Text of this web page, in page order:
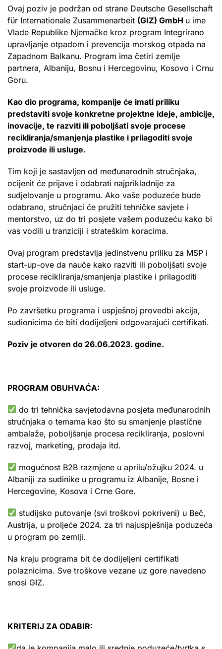
Ovaj poziv je podržan od strane Deutsche Gesellschaft
für Internationale Zusammenarbeit (GIZ) GmbH u ime
Vlade Republike Njemačke kroz program Integrirano
upravljanje otpadom i prevencija morskog otpada na
Zapadnom Balkanu. Program ima četiri zemlje
partnera, Albaniju, Bosnu i Hercegovinu, Kosovo i Crnu
Goru.
Kao dio programa, kompanije će imati priliku
predstaviti svoje konkretne projektne ideje, ambicije,
inovacije, te razviti ili poboljšati svoje procese
recikliranja/smanjenja plastike i prilagoditi svoje
proizvode ili usluge.
Tim koji je sastavljen od međunarodnih stručnjaka,
ocijenit će prijave i odabrati najprikladnije za
sudjelovanje u programu. Ako vaše poduzeće bude
odabrano, stručnjaci će pružiti tehničke savjete i
mentorstvo, uz do tri posjete vašem poduzeću kako bi
vas vodili u tranziciji i strateškim koracima.
Ovaj program predstavlja jedinstvenu priliku za MSP i
start-up-ove da nauče kako razviti ili poboljšati svoje
procese recikliranja/smanjenja plastike i prilagoditi
svoje proizvode ili usluge.
Po završetku programa i uspješnoj provedbi akcija,
sudionicima će biti dodijeljeni odgovarajući certifikati.
Poziv je otvoren do 26.06.2023. godine.
PROGRAM OBUHVAĆA:
do tri tehnička savjetodavna posjeta međunarodnih
stručnjaka o temama kao što su smanjenje plastične
ambalaže, poboljšanje procesa recikliranja, poslovni
razvoj, marketing, prodaja itd.
mogućnost B2B razmjene u aprilu/ožujku 2024. u
Albaniji za sudinike u programu iz Albanije, Bosne i
Hercegovine, Kosova i Crne Gore.
studijsko putovanje (svi troškovi pokriveni) u Beč,
Austrija, u proljeće 2024. za tri najuspješnija poduzeća
u program po zemlji.
Na kraju programa bit će dodijeljeni certifikati
polaznicima. Sve troškove vezane uz gore navedeno
snosi GIZ.
KRITERIJ ZA ODABIR: